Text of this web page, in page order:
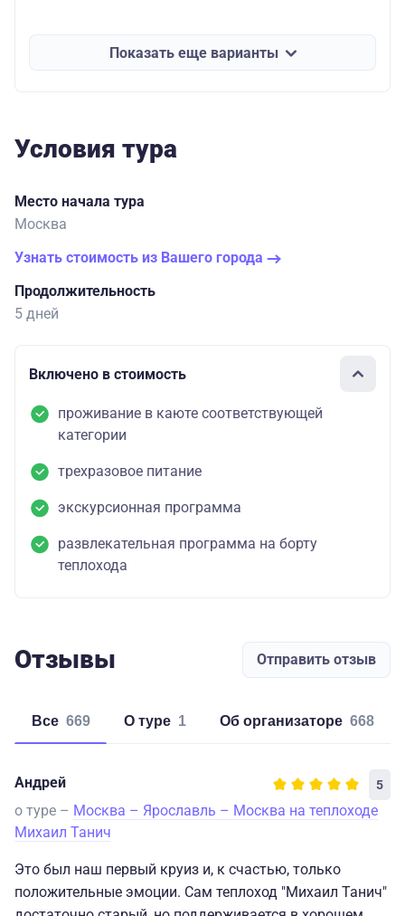
Показать еще варианты
Условия тура
Место начала тура
Москва
Узнать стоимость из Вашего города
Продолжительность
5 дней
Включено в стоимость
проживание в каюте соответствующей
категории
трехразовое питание
экскурсионная программа
развлекательная программа на борту
теплохода
Отзывы Отправить отзыв
Все 669 о туре 1 об организаторе 668
Андрей 5
о туре – Москва – Ярославль – Москва на теплоходе
Михаил Танич
Это был наш первый круиз и, к счастью, только
положительные эмоции. Сам теплоход "Михаил Танич"